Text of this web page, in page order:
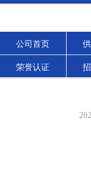
公司首页
荣誉认证